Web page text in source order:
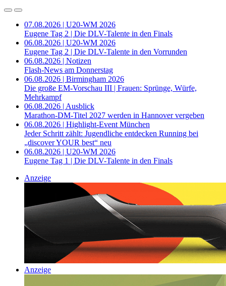
07.08.2026 | U20-WM 2026
Eugene Tag 2 | Die DLV-Talente in den Finals
06.08.2026 | U20-WM 2026
Eugene Tag 2 | Die DLV-Talente in den Vorrunden
06.08.2026 | Notizen
Flash-News am Donnerstag
06.08.2026 | Birmingham 2026
Die große EM-Vorschau III | Frauen: Sprünge, Würfe,
Mehrkampf
06.08.2026 | Ausblick
Marathon-DM-Titel 2027 werden in Hannover vergeben
06.08.2026 | Highlight-Event München
Jeder Schritt zählt: Jugendliche entdecken Running bei
„discover YOUR best“ neu
06.08.2026 | U20-WM 2026
Eugene Tag 1 | Die DLV-Talente in den Finals
Anzeige
Anzeige